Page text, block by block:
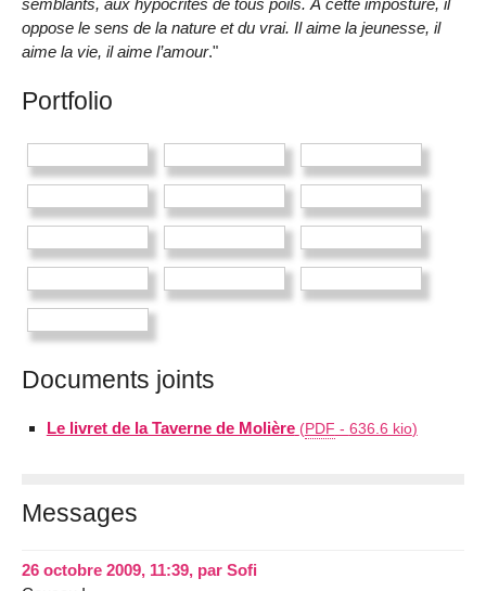
semblants, aux hypocrites de tous poils. À cette imposture, il
oppose le sens de la nature et du vrai. Il aime la jeunesse, il
aime la vie, il aime l’amour."
Portfolio
Documents joints
Le livret de la Taverne de Molière (PDF - 636.6 kio)
Messages
26 octobre 2009, 11:39, par Sofi